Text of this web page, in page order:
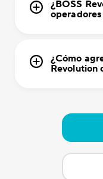
¿BOSS
¿Cómo
Revolution